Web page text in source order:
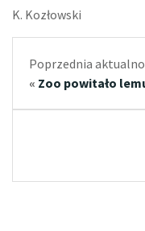
K. Kozłowski
Poprzednia
« Zoo powitało